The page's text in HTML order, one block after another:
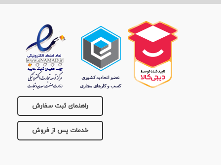
راهنمای ثبت سفارش
خدمات پس از فروش